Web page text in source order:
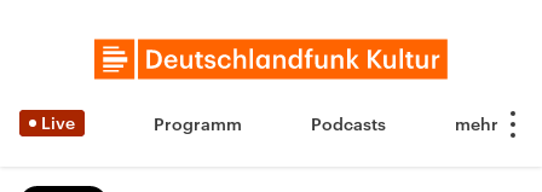
Live Programm Podcasts